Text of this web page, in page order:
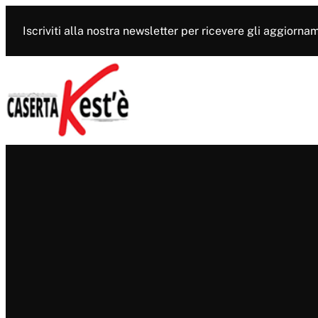
contenuto
Iscriviti alla nostra newsletter per ricevere gli